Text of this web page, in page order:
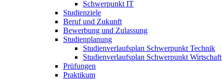
Schwerpunkt IT
Studienziele
Beruf und Zukunft
Bewerbung und Zulassung
Studienplanung
Studienverlaufsplan Schwerpunkt Technik
Studienverlaufsplan Schwerpunkt Wirtschaft
Prüfungen
Praktikum